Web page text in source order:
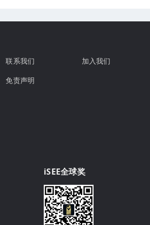
联系我们
加入我们
免责声明
iSEE全球奖